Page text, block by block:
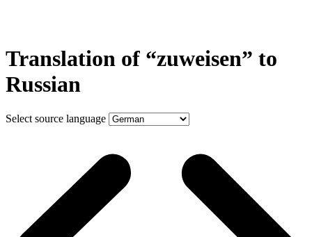
Translation of “zuweisen” to
Russian
Select source language